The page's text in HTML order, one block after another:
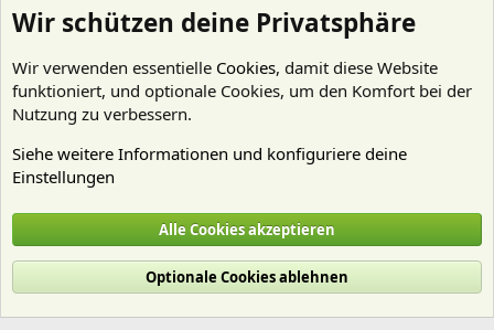
Cookies
Deutsch (Du)
Nutzungsbedingungen
Datenschutz Hilfe und Impressum
R
Wir schützen deine Privatsphäre
Wir verwenden essentielle Cookies, damit diese Website
funktioniert, und optionale Cookies, um den Komfort bei der
Nutzung zu verbessern.
Siehe weitere Informationen und konfiguriere deine
Einstellungen
Alle Cookies akzeptieren
Optionale Cookies ablehnen